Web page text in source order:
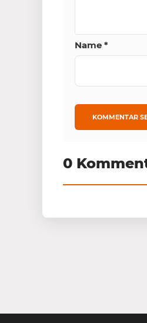
Name *
0